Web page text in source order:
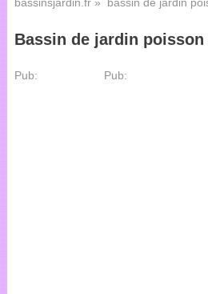
Bassin de jardin poisson
Pub: Pub: